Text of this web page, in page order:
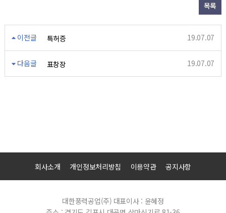
목록
이전글 특허증 19.07.07
다음글 표창장 19.07.07
회사소개 개인정보처리방침 이용약관 공지사항
대한풍력공업(주) 대표이사 : 윤혜정